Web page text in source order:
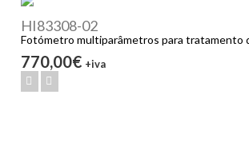
HI83308-02
Fotómetro multiparâmetros para tratamento
770,00€ +iva